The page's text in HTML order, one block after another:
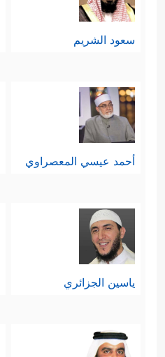
سعود الشريم
أحمد عيسي المعصراوي
ياسين الجزائري